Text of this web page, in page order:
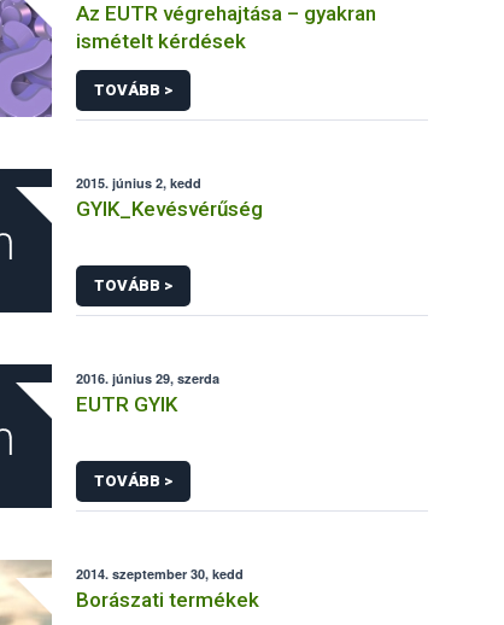
Az EUTR végrehajtása – gyakran
ismételt kérdések
TOVÁBB >
2015. június 2, kedd
GYIK_Kevésvérűség
TOVÁBB >
2016. június 29, szerda
EUTR GYIK
TOVÁBB >
2014. szeptember 30, kedd
Borászati termékek